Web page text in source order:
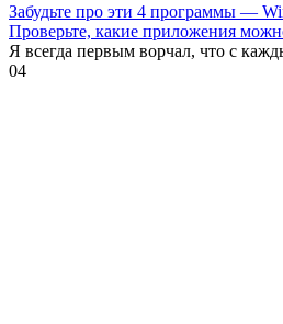
Забудьте про эти 4 программы —
Проверьте, какие приложения
Я всегда первым ворчал, что с
04